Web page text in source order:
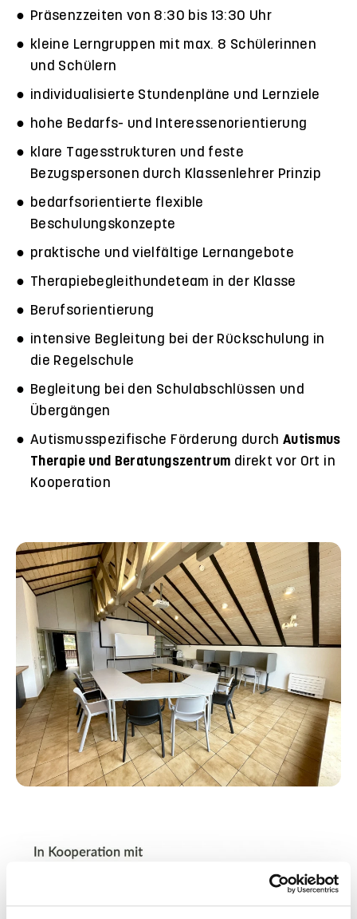
Präsenzzeiten von 8:30 bis 13:30 Uhr
kleine Lerngruppen mit max. 8 Schülerinnen
und Schülern
individualisierte Stundenpläne und Lernziele
hohe Bedarfs- und Interessenorientierung
klare Tagesstrukturen und feste
Bezugspersonen durch Klassenlehrer Prinzip
bedarfsorientierte flexible
Beschulungskonzepte
praktische und vielfältige Lernangebote
Therapiebegleithundeteam in der Klasse
Berufsorientierung
intensive Begleitung bei der Rückschulung in
die Regelschule
Begleitung bei den Schulabschlüssen und
Übergängen
Autismusspezifische Förderung durch Autismus
Therapie und Beratungszentrum direkt vor Ort in
Kooperation